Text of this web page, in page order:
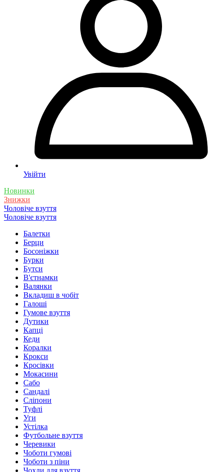
Увійти
Новинки
Знижки
Чоловіче взуття
Чоловіче взуття
Балетки
Берци
Босоніжки
Бурки
Бутси
В'єтнамки
Валянки
Вкладиш в чобіт
Галоші
Гумове взуття
Дутики
Капці
Кеди
Коралки
Крокси
Кросівки
Мокасини
Сабо
Сандалі
Сліпони
Туфлі
Уги
Устілка
Футбольне взуття
Черевики
Чоботи гумові
Чоботи з піни